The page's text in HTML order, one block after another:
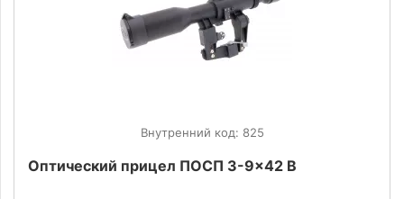
Внутренний код: 825
Оптический прицел ПОСП 3-9x42 В